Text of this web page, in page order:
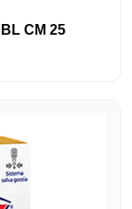
CM 25